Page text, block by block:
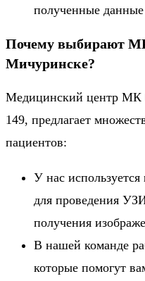
полученные данные
Почему выбирают
Мичуринске?
Медицинский центр МК
149, предлагает
пациентов:
У нас используется
для проведения
получения
В нашей команде
которые помогут